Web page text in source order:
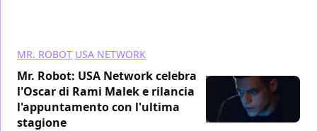
MR. ROBOT USA NETWORK
Mr. Robot: USA Network celebra
l'Oscar di Rami Malek e rilancia
l'appuntamento con l'ultima
stagione